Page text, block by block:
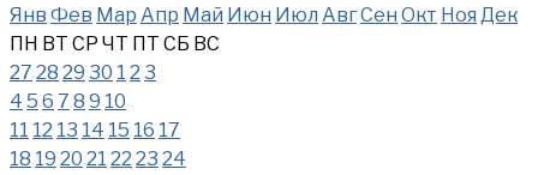
Янв Фев Мар Апр Май Июн Июл АвгСен Окт Ноя Дек
ПН ВТ СР ЧТ ПТ СБ ВС
27 28 29 30 1 2 3
4 5 6 7 8 9 10
11 12 13 14 15 16 17
18 19 20 21 22 23 24